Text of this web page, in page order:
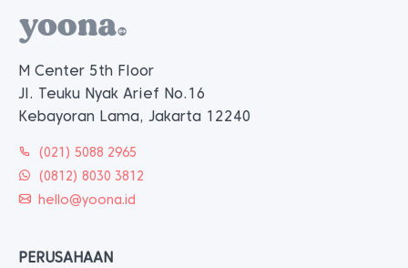
M Center 5th Floor
Jl. Teuku Nyak Arief No.16
Kebayoran Lama, Jakarta 12240
(021) 5088 2965
(0812) 8030 3812
hello@yoona.id
PERUSAHAAN